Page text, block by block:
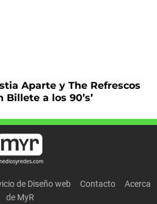
Aparte y The Refrescos
Billete a los 90’s’
de Diseño web Contacto
Acerca
de MyR